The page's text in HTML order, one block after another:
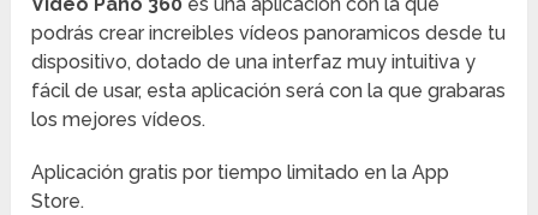
podrás crear increibles vídeos panoramicos desde tu
dispositivo, dotado de una interfaz muy intuitiva y
fácil de usar, esta aplicación será con la que grabaras
los mejores vídeos.
Aplicación gratis por tiempo limitado en la App
Store.